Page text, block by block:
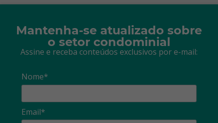
Mantenha-se atualizado sobre
o setor condominial
Assine e receba conteúdos exclusivos por e-mail:
Nome*
Email*